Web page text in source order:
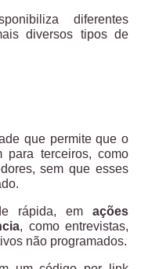
diferentes
diversos tipos de
que permite que o
para terceiros, como
sem que esses
rápida, em ações
, como entrevistas,
não programados.